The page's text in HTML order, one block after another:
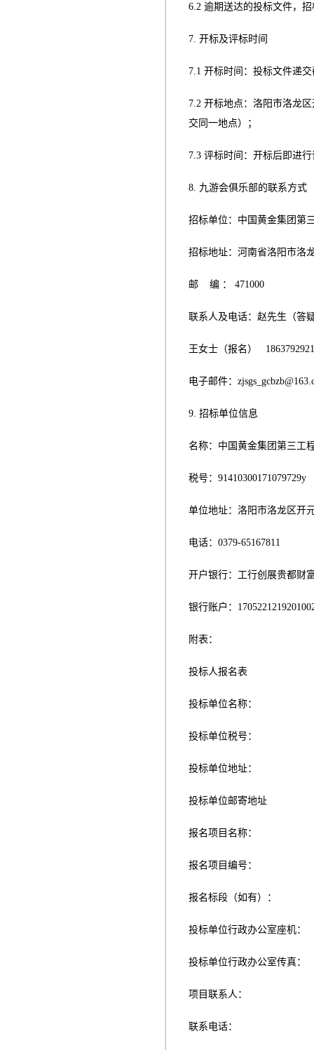
6.2 逾期送达的投标文件，
7. 开标及评标时间
7.1 开标时间：投标文件递
7.2 开标地点：洛阳市洛龙
交同一地点）；
7.3 评标时间：开标后即进
8. 九游会俱乐部的联系方式
招标单位：中国黄金集团第
招标地址：河南省洛阳市洛
邮 编 ： 471000
联系人及电话：赵先生（答
王女士（报名）
电子邮件：
9. 招标单位信息
名称：中国黄金集团第三工
税号：91410300171079729y
单位地址：洛阳市洛龙区开
电话：0379-65167811
开户银行：工行创展贵都财
银行账户：
附表：
投标人报名表
投标单位名称：
投标单位税号：
投标单位地址：
投标单位邮寄地址
报名项目名称：
报名项目编号：
报名标段（如有）：
投标单位行政办公室座机：
投标单位行政办公室传真：
项目联系人：
联系电话：